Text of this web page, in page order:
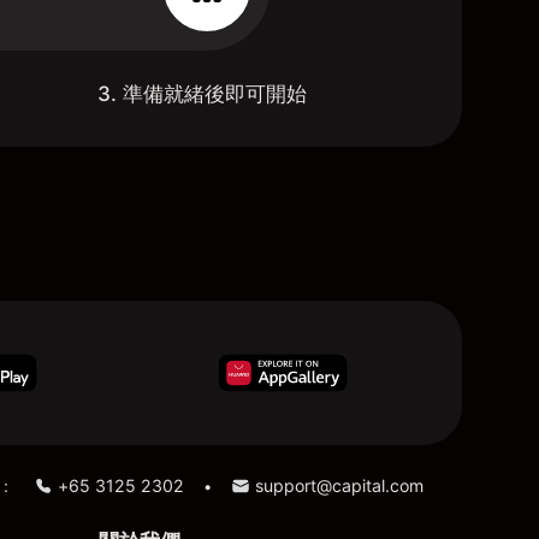
3. 準備就緒後即可開始
+65 3125 2302 • support@capital.com